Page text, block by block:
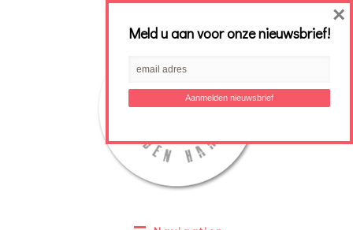
Meld u aan voor onze nieuwsbrief!
×